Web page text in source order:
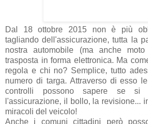
Dal 18 ottobre 2015 non è più
tagliando dell'assicurazione, tutta la
nostra automobile (ma anche
trasposta in forma elettronica. Ma
regola e chi no? Semplice, tutto
numero di targa. Attraverso di esso
controlli possono sapere se
l'assicurazione, il bollo, la revisione...
miracoli del veicolo!
Anche i comuni cittadini però